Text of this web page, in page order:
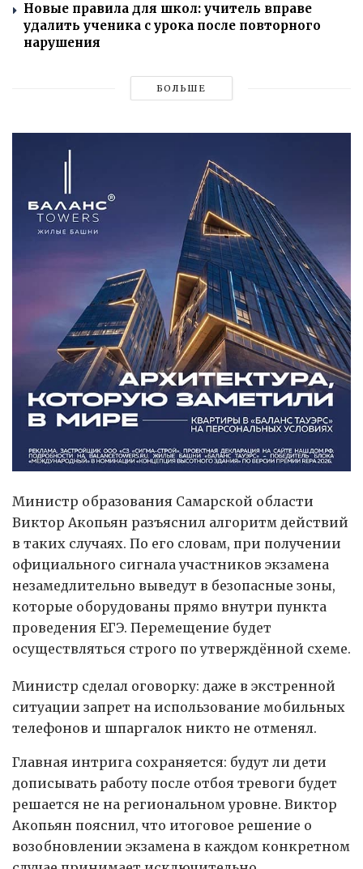
Новые правила для школ: учитель вправе
удалить ученика с урока после повторного
нарушения
БОЛЬШЕ
Министр образования Самарской области
Виктор Акопьян разъяснил алгоритм действий
в таких случаях. По его словам, при получении
официального сигнала участников экзамена
незамедлительно выведут в безопасные зоны,
которые оборудованы прямо внутри пункта
проведения ЕГЭ. Перемещение будет
осуществляться строго по утверждённой схеме.
Министр сделал оговорку: даже в экстренной
ситуации запрет на использование мобильных
телефонов и шпаргалок никто не отменял.
Главная интрига сохраняется: будут ли дети
дописывать работу после отбоя тревоги будет
решается не на региональном уровне. Виктор
Акопьян пояснил, что итоговое решение о
возобновлении экзамена в каждом конкретном